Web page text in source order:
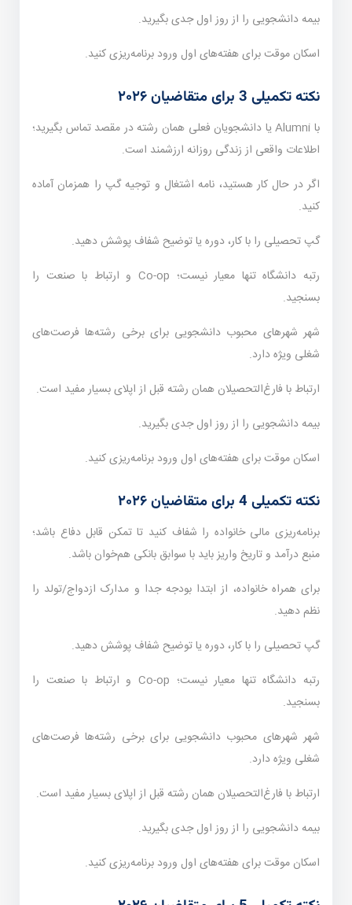
بیمه دانشجویی را از روز اول جدی بگیرید.
اسکان موقت برای هفته‌های اول ورود برنامه‌ریزی کنید.
نکته تکمیلی 3 برای متقاضیان ۲۰۲۶
با Alumni یا دانشجویان فعلی همان رشته در مقصد تماس بگیرید؛
اطلاعات واقعی از زندگی روزانه ارزشمند است.
اگر در حال کار هستید، نامه اشتغال و توجیه گپ را همزمان آماده
کنید.
گپ تحصیلی را با کار، دوره یا توضیح شفاف پوشش دهید.
رتبه دانشگاه تنها معیار نیست؛ Co-op و ارتباط با صنعت را
بسنجید.
شهر شهرهای محبوب دانشجویی برای برخی رشته‌ها فرصت‌های
شغلی ویژه دارد.
ارتباط با فارغ‌التحصیلان همان رشته قبل از اپلای بسیار مفید است.
بیمه دانشجویی را از روز اول جدی بگیرید.
اسکان موقت برای هفته‌های اول ورود برنامه‌ریزی کنید.
نکته تکمیلی 4 برای متقاضیان ۲۰۲۶
برنامه‌ریزی مالی خانواده را شفاف کنید تا تمکن قابل دفاع باشد؛
منبع درآمد و تاریخ واریز باید با سوابق بانکی هم‌خوان باشد.
برای همراه خانواده، از ابتدا بودجه جدا و مدارک ازدواج/تولد را
نظم دهید.
گپ تحصیلی را با کار، دوره یا توضیح شفاف پوشش دهید.
رتبه دانشگاه تنها معیار نیست؛ Co-op و ارتباط با صنعت را
بسنجید.
شهر شهرهای محبوب دانشجویی برای برخی رشته‌ها فرصت‌های
شغلی ویژه دارد.
ارتباط با فارغ‌التحصیلان همان رشته قبل از اپلای بسیار مفید است.
بیمه دانشجویی را از روز اول جدی بگیرید.
اسکان موقت برای هفته‌های اول ورود برنامه‌ریزی کنید.